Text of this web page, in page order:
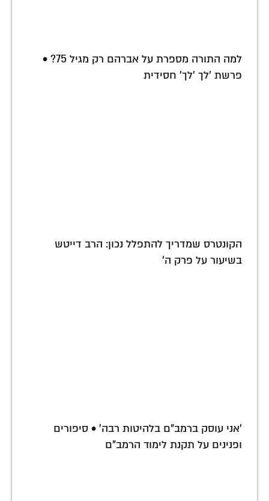
למה התורה מספרת על אברהם רק מגיל 75? •
פרשת 'לך 'לך' חסידית
הקונטרס שמדריך להתפלל נכון: הרב דייטש
בשיעור על פרק ה'
'אני עוסק ברמב"ם בלהיטות רבה' • סיפורים
ופנינים על תקנת לימוד הרמב"ם